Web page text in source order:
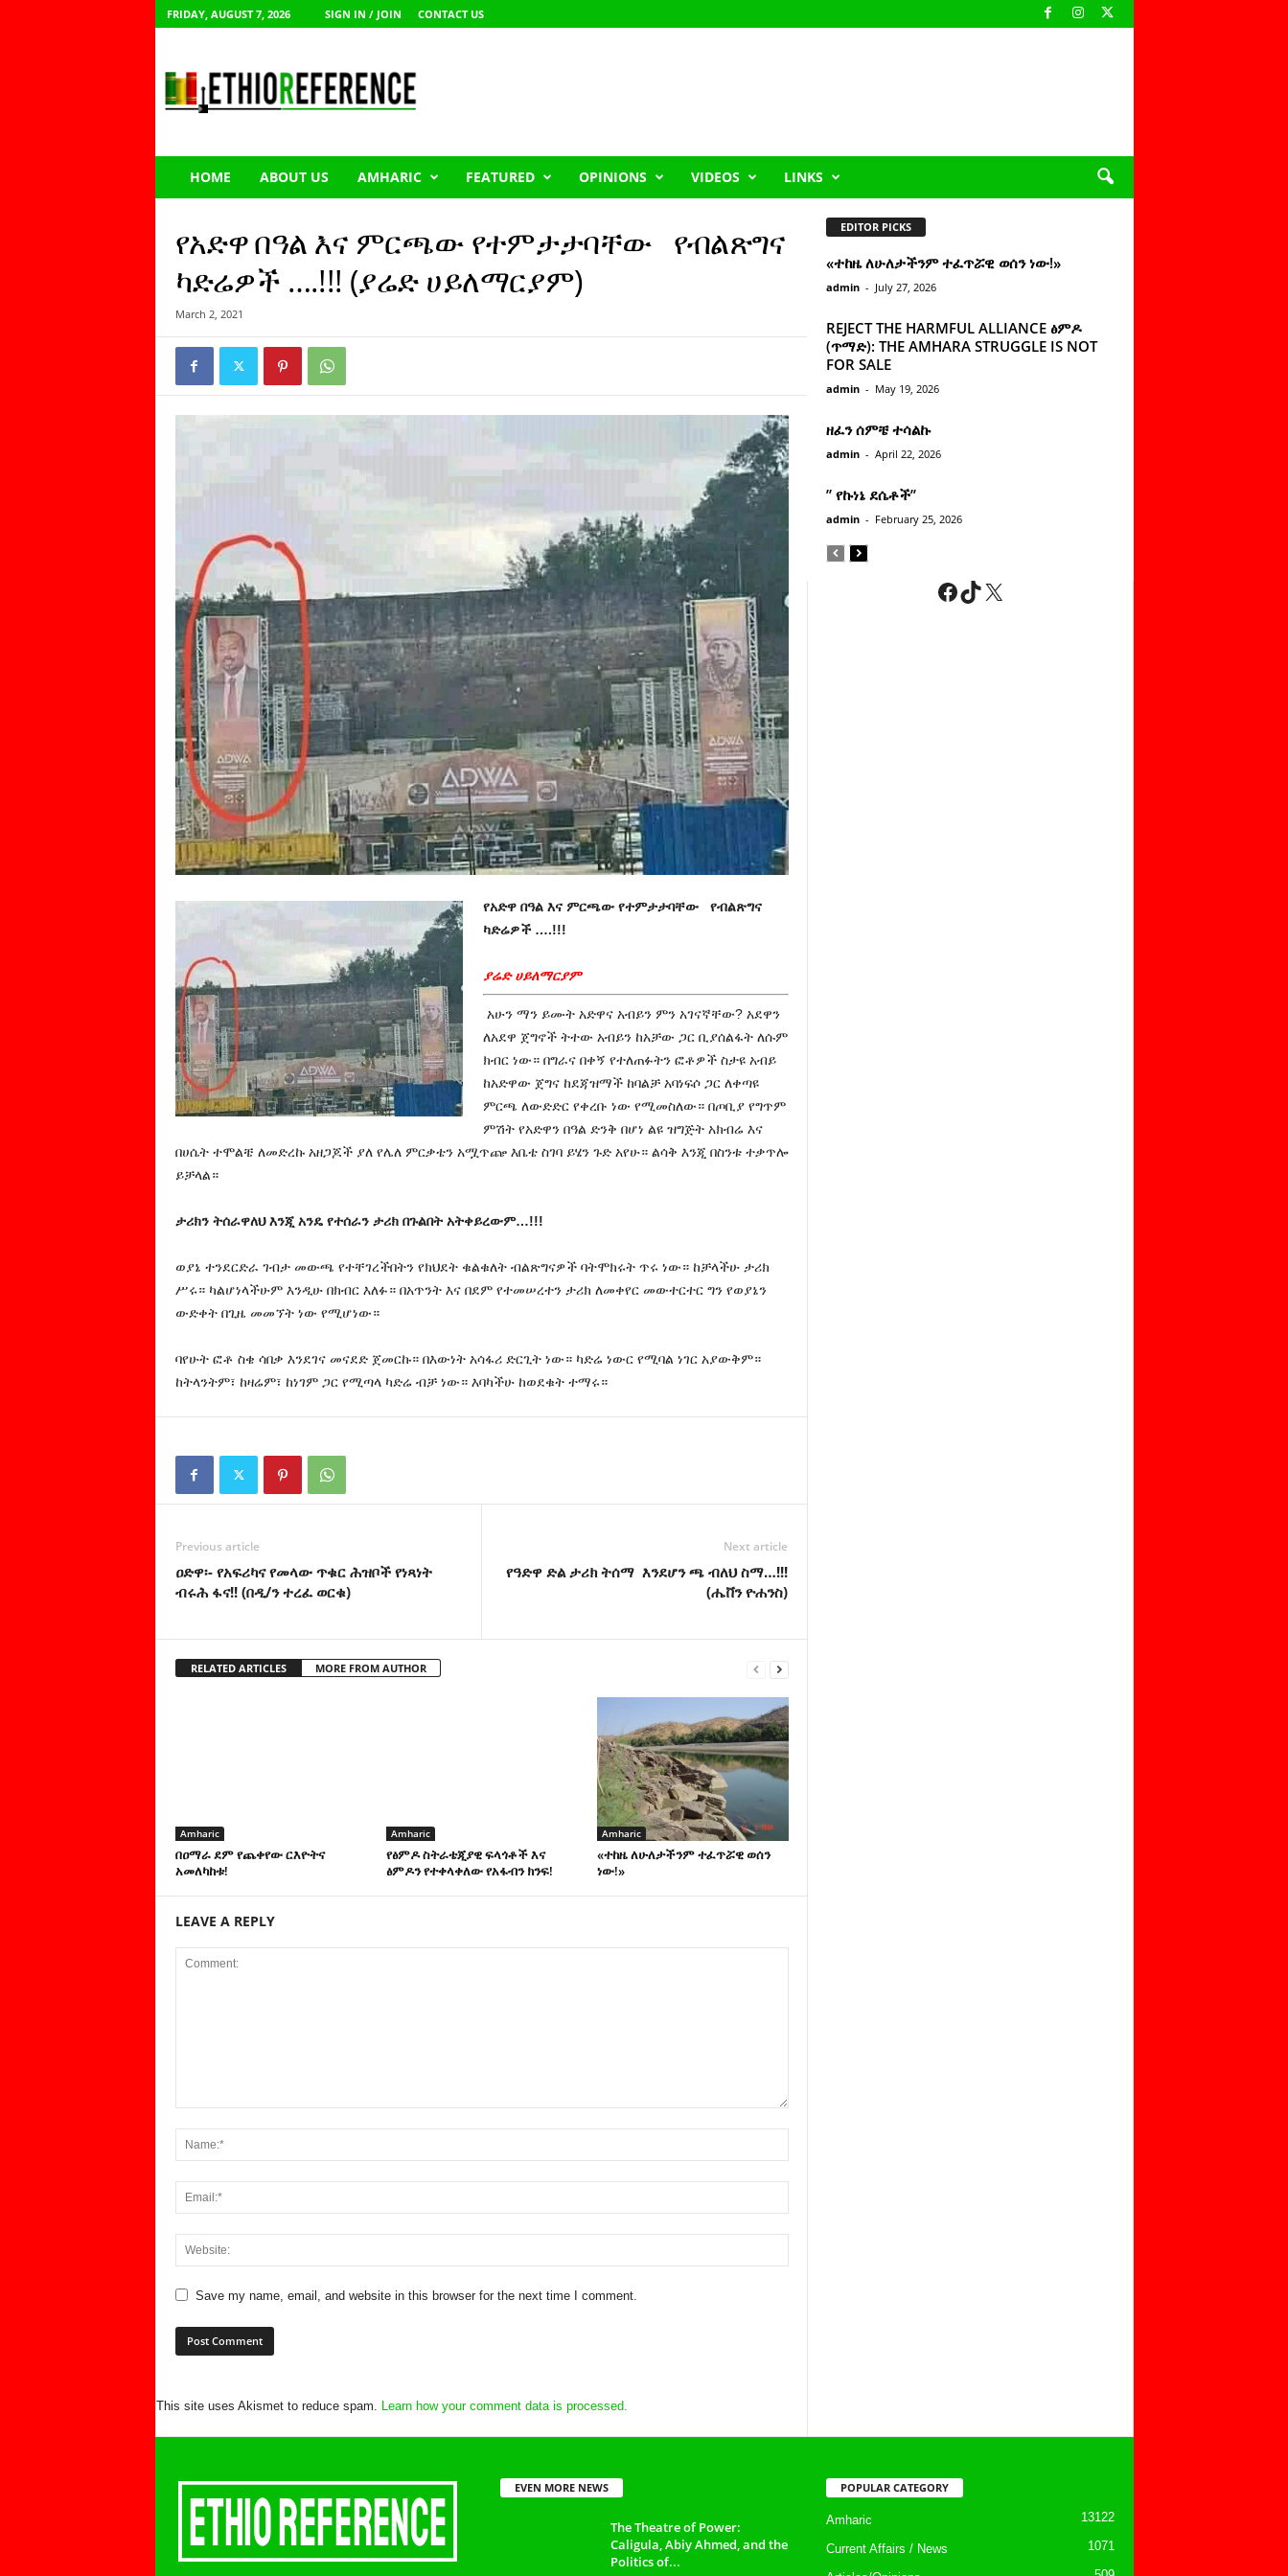
FRIDAY, AUGUST 7, 2026 SIGN IN / JOIN CONTACT US
h
HOME ABOUT US AMHARIC FEATURED OPINIONS VIDEOS LINKS
የአድዋ በዓል እና ምርጫው የተምታታባቸው የብልጽግና
ካድሬዎች ….!!! (ያሬድ ሀይለማርያም)
March 2, 2021
የአድዋ በዓል እና ምርጫው የተምታታባቸውየብልጽግና
ካድሬዎች ….!!!
ያሬድ ሀይለማርያም
አሁን ማን ይሙት አድዋና አብይን ምን አገናኛቸው? አደዋን
ለአደዋ ጀግኖች ትተው አብይን ከአቻው ጋር ቢያሰልፋት ለሱም
ክብር ነው። በግራና በቀኝ የተለጠፉትን ፎቶዎች ስታዩ አብይ
ከአድዋው ጀግና ከደጃዝማች ከባልቻ አባነፍሶ ጋር ለቀጣዩ
ምርጫ ለውድድር የቀረቡ ነው የሚመስለው። በጦቢያ የግጥም
ምሽት የአድዋን በዓል ድንቅ በሆነ ልዩ ዝግጅት አክብሬ እና
በሀሴት ተሞልቼ ለመድረኩ አዘጋጆች ያለ የሌለ ምርቃቴን አሟጥጬ እቤቴ ስገባ ይሄን ጉድ አየሁ። ልሳቅ እንጂ በስንቱ ተቃጥሎ
ይቻላል።
ታሪክን ትሰራዋለህ እንጂ አንዴ የተሰራን ታሪክ በጉልበት አትቀይረውም…!!!
ወያኔ ተንደርድራ ገብታ መውጫ የተቸገረችበትን የክህደት ቁልቁለት ብልጽግናዎች ባትሞክሩት ጥሩ ነው። ከቻላችሁ ታሪክ
ሥሩ። ካልሆነላችሁም እንዲሁ በክብር እለፉ። በአጥንት እና በደም የተመሠረተን ታሪክ ለመቀየር መውተርተር ግን የወያኔን
ውድቀት በጊዜ መመኘት ነው የሚሆነው።
ባየሁት ፎቶ ስቄ ሳበቃ እንደገና መናደድ ጀመርኩ። በእውነት አሳፋሪ ድርጊት ነው። ካድሬ ነውር የሚባል ነገር አያውቅም።
ከትላንትም፣ ከዛሬም፣ ከነገም ጋር የሚጣላ ካድሬ ብቻ ነው። እባካችሁ ከወደቁት ተማሩ።
Previous article
ዐድዋ፡- የአፍሪካና የመላው ጥቁር ሕዝቦች የነጻነት
ብሩሕ ፋና!! (በዲ/ን ተረፈ ወርቁ)
Next article
የዓድዋ ድል ታሪክ ትሰማ እንደሆን ጫ ብለህ ስማ…!!!
(ሔቨን ዮሐንስ)
RELATED ARTICLES MORE FROM AUTHOR
Amharic
በዐማራ ደም የጨቀየው ርእዮትና
አመለካከቱ!
Amharic
የፅምዶ ስትራቴጂያዊ ፍላጎቶች እና
ፅምዶን የተቀላቀለው የአፋብን ክንፍ!
Amharic
«ተከዜ ለሁለታችንም ተፈጥሯዊ ወሰን
ነው!»
LEAVE A REPLY
Save my name, email, and website in this browser for the next time I comment.
This site uses Akismet to reduce spam. Learn how your comment data is processed.
EDITOR PICKS
«ተከዜ ለሁለታችንም ተፈጥሯዊ ወሰን ነው!»
admin - July 27, 2026
REJECT THE HARMFUL ALLIANCE ፅምዶ
(ጥማድ): THE AMHARA STRUGGLE IS NOT
FOR SALE
admin - May 19, 2026
ዘፈን ሰምቼ ተሳልኩ
admin - April 22, 2026
” የኩነኔ ደሴቶች’’
admin - February 25, 2026
Facebook
TikTok
X
EVEN MORE NEWS
The Theatre of Power:
Caligula, Abiy Ahmed, and the
Politics of...
POPULAR CATEGORY
Amharic 13122
Current Affairs / News 1071